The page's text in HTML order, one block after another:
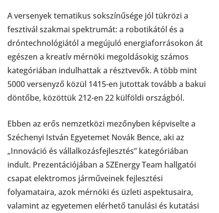
A versenyek tematikus sokszínűsége jól tükrözi a
fesztivál szakmai spektrumát: a robotikától és a
dróntechnológiától a megújuló energiaforrásokon át
egészen a kreatív mérnöki megoldásokig számos
kategóriában indulhattak a résztvevők. A több mint
5000 versenyző közül 1415-en jutottak tovább a bakui
döntőbe, közöttük 212-en 22 külföldi országból.
Ebben az erős nemzetközi mezőnyben képviselte a
Széchenyi István Egyetemet Novák Bence, aki az
„Innováció és vállalkozásfejlesztés” kategóriában
indult. Prezentációjában a SZEnergy Team hallgatói
csapat elektromos járműveinek fejlesztési
folyamataira, azok mérnöki és üzleti aspektusaira,
valamint az egyetemen elérhető tanulási és kutatási